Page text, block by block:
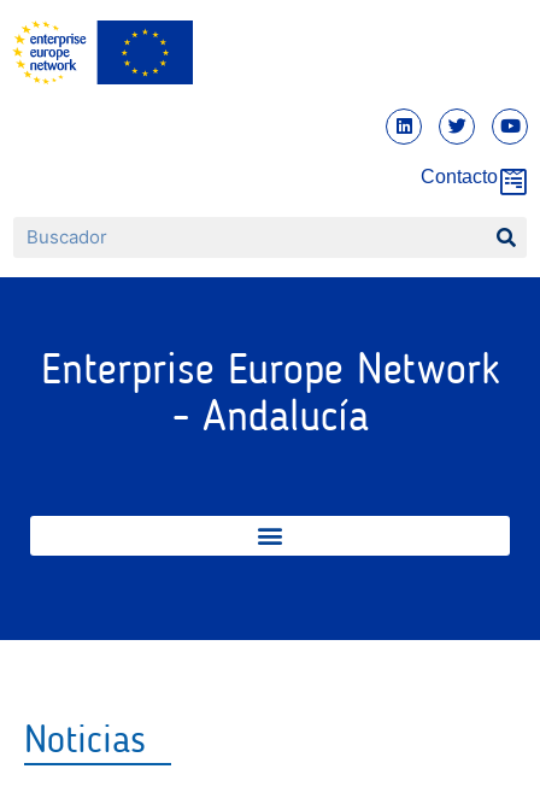
Contacto
Enterprise Europe Network
- Andalucía
Noticias